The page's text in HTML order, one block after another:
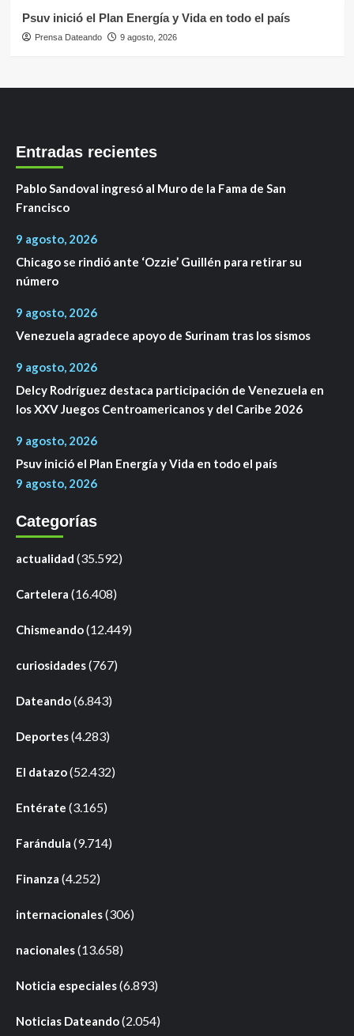
Psuv inició el Plan Energía y Vida en todo el país
Prensa Dateando 9 agosto, 2026
Entradas recientes
Pablo Sandoval ingresó al Muro de la Fama de San
Francisco
9 agosto, 2026
Chicago se rindió ante ‘Ozzie’ Guillén para retirar su
número
9 agosto, 2026
Venezuela agradece apoyo de Surinam tras los sismos
9 agosto, 2026
Delcy Rodríguez destaca participación de Venezuela en
los XXV Juegos Centroamericanos y del Caribe 2026
9 agosto, 2026
Psuv inició el Plan Energía y Vida en todo el país
9 agosto, 2026
Categorías
actualidad (35.592)
Cartelera (16.408)
Chismeando(12.449)
curiosidades(767)
Dateando(6.843)
Deportes(4.283)
El datazo(52.432)
Entérate (3.165)
Farándula (9.714)
Finanza (4.252)
internacionales(306)
nacionales(13.658)
Noticia especiales(6.893)
Noticias Dateando(2.054)